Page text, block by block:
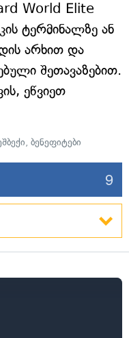
World Elite
ტერმინალზე ან
არხით და
შეთავაზებით.
ეწვიეთ
, ბენეფიტები
9